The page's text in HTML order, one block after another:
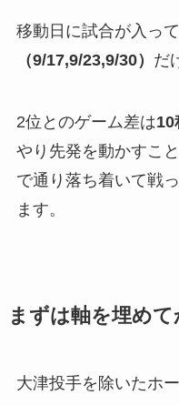
移動日に試合が入っ
（9/17,9/23,9/30） だ
2位とのゲーム差は10
やり先発を動かすこ
で通り落ち着いて戦
ます。
まずは軸を埋めて
大津投手を除いたホ